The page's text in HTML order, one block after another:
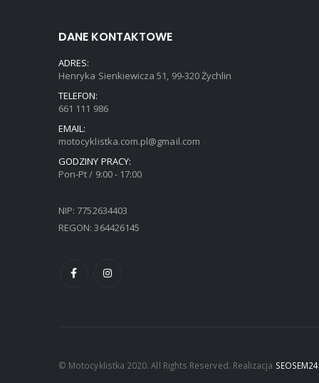
DANE KONTAKTOWE
ADRES:
Henryka Sienkiewicza 51, 99-320 Żychlin
TELEFON:
661 111 986
EMAIL:
motocyklistka.com.pl@gmail.com
GODZINY PRACY:
Pon-Pt / 9:00 - 17:00
NIP: 7752634403
REGON: 364426145
© Motocyklistka 2020. All Rights Reserved. Realizacja SEOSEM24